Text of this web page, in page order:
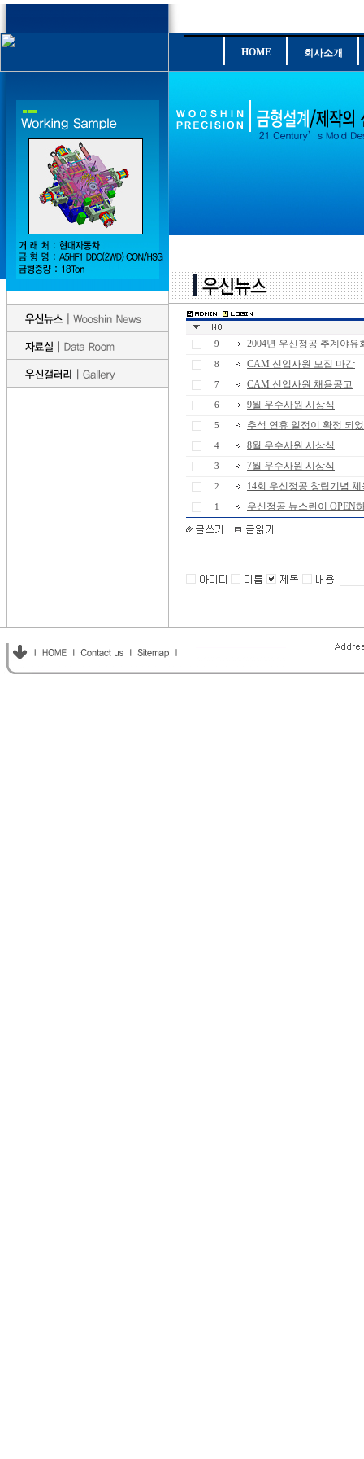
HOME 회사소개
9 2004년 우신정공 추계야유
8 CAM 신입사원 모집 마감
7 CAM 신입사원 채용공고
6 9월 우수사원 시상식
5 추석 연휴 일정이 확정 되
4 8월 우수사원 시상식
3 7월 우수사원 시상식
2 14회 우신정공 창립기념
1 우신정공 뉴스란이 OPEN